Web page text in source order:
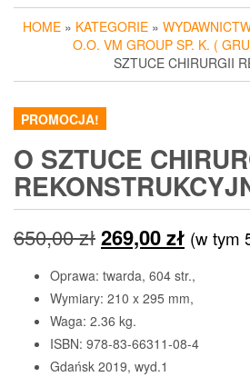
HOME » KATEGORIE »
O.O. VM GROUP SP. K. (
SZTUCE CHIRURGII
PROMOCJA!
O SZTUCE
650,00złPierwotna
cena
wynosiła:
650,00 zł.
269,00zł
cena
wynosi:
269,00
(w tym
Oprawa: twarda, 604 str.,
Wymiary: 210 x 295 mm,
Waga: 2.36 kg.
ISBN: 978-83-66311-08-4
Gdańsk 2019, wyd.1